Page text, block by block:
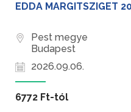
EDDA MARGITSZIGET
Pest megye
Budapest
2026.09.06.
6772 Ft-tól